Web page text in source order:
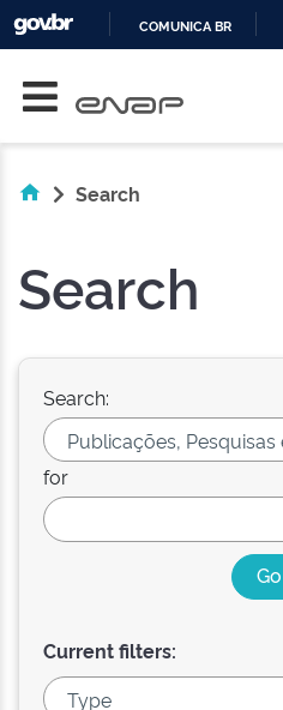
COMUNICA BR
Search
Search
Search:
for
Current filters: